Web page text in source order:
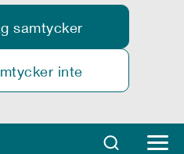
samtycker
inte